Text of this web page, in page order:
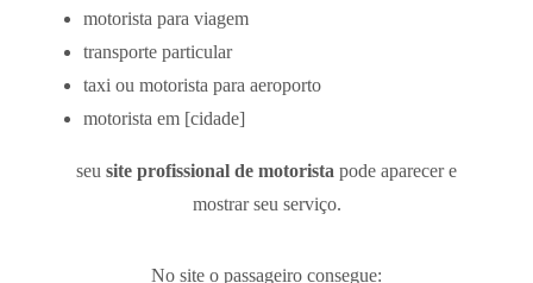
motorista para viagem
transporte particular
taxi ou motorista para aeroporto
motorista em [cidade]
seu site profissional de motorista pode aparecer e
mostrar seu serviço.
No site o passageiro consegue: